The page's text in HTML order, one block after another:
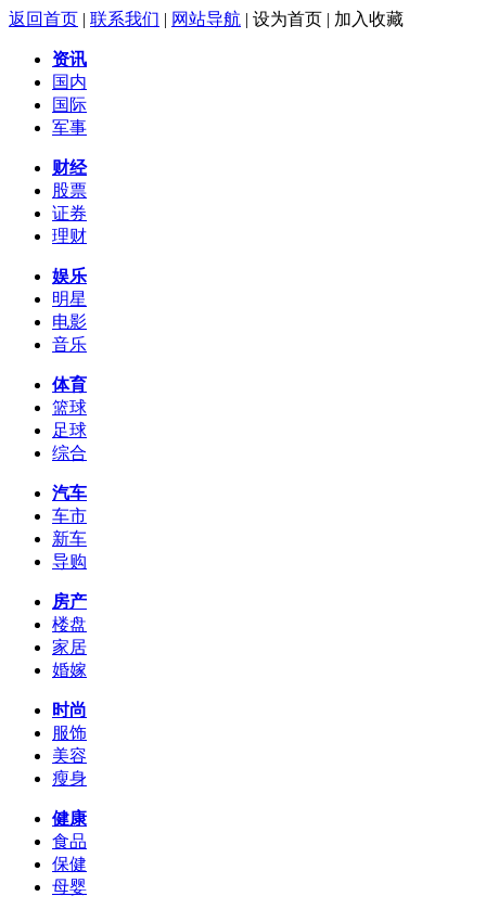
返回首页 | 联系我们 | 网站导航 | 设为首页 | 加入收藏
资讯
国内
国际
军事
财经
股票
证券
理财
娱乐
明星
电影
音乐
体育
篮球
足球
综合
汽车
车市
新车
导购
房产
楼盘
家居
婚嫁
时尚
服饰
美容
瘦身
健康
食品
保健
母婴